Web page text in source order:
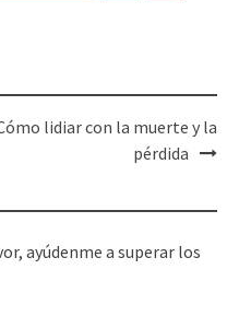
lidiar con la muerte y la
pérdida
ayúdenme a superar los